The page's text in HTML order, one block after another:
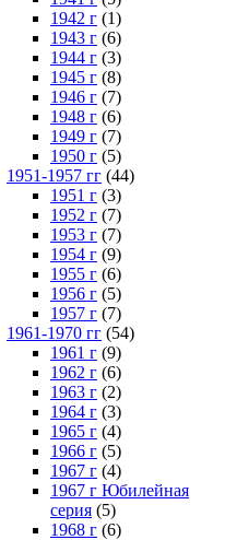
1942 г (1)
1943 г (6)
1944 г (3)
1945 г (8)
1946 г (7)
1948 г (6)
1949 г (7)
1950 г (5)
1951-1957 гг (44)
1951 г (3)
1952 г (7)
1953 г (7)
1954 г (9)
1955 г (6)
1956 г (5)
1957 г (7)
1961-1970 гг (54)
1961 г (9)
1962 г (6)
1963 г (2)
1964 г (3)
1965 г (4)
1966 г (5)
1967 г (4)
1967 г Юбилейная
серия (5)
1968 г (6)